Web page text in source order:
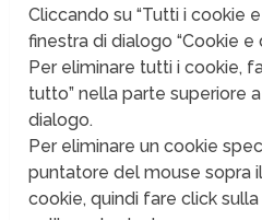
Cliccando su “Tutti i cookie
finestra di dialogo “Cookie e
Per eliminare tutti i cookie,
tutto” nella parte superiore
dialogo.
Per eliminare un cookie
puntatore del mouse sopra
cookie, quindi fare click